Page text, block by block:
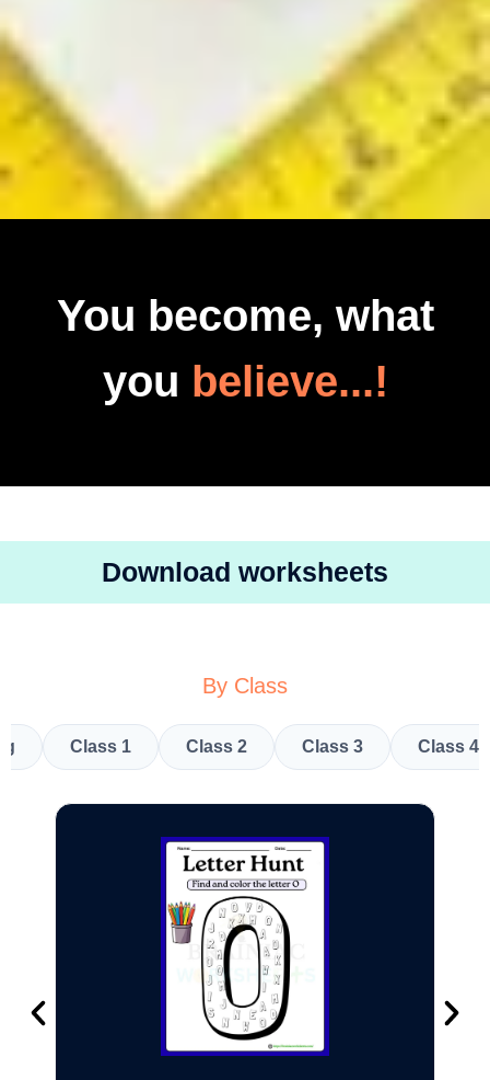
You become, what
you believe...!
Download worksheets
By Class
Class 1 Class 2 Class 3 Class 4